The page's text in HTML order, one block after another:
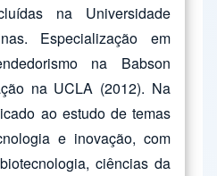
na Universidade
Especialização em
na Babson
na UCLA (2012). Na
ao estudo de temas
e inovação, com
ciências da